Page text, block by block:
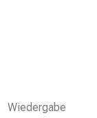
Wiedergabe